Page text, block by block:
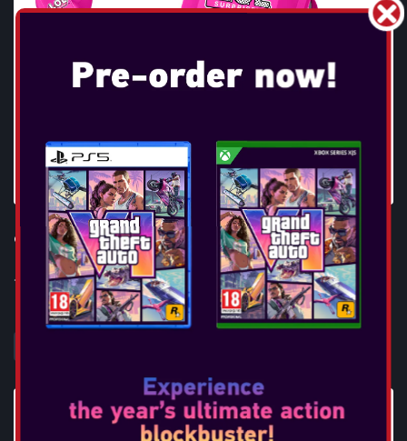
OTL - L.O.L. SURPRISE! SLIDE TWS EARPHONES
...